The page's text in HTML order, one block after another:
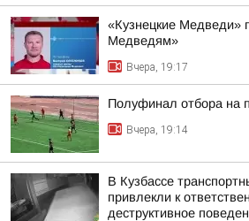
«Кузнецкие Медведи»
Медведям»
Вчера, 19:17
Полуфинал отбора на
Вчера, 19:14
В Кузбассе
привлекли к
деструктивное